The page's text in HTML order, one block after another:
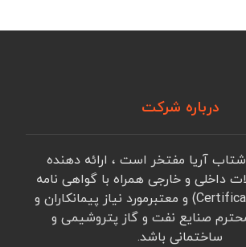
درباره شرکت
آریا مفتخر است ، ارائه دهنده
داخلی و خارجی همراه با گواهی نامه
های مرتبط (Certificate) و معتبرمورد نیاز پیمانکاران و
محترم صنایع نفت و گاز پتروشیمی و
ساختمانی باشد.